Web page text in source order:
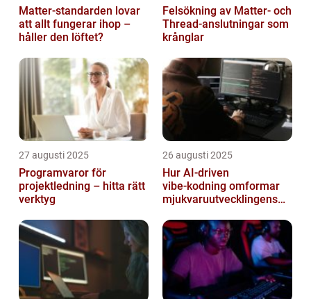
Matter-standarden lovar
att allt fungerar ihop –
håller den löftet?
Felsökning av Matter‑ och
Thread‑anslutningar som
krånglar
27 augusti 2025
Programvaror för
projektledning – hitta rätt
verktyg
26 augusti 2025
Hur AI‑driven
vibe‑kodning omformar
mjukvaruutvecklingens